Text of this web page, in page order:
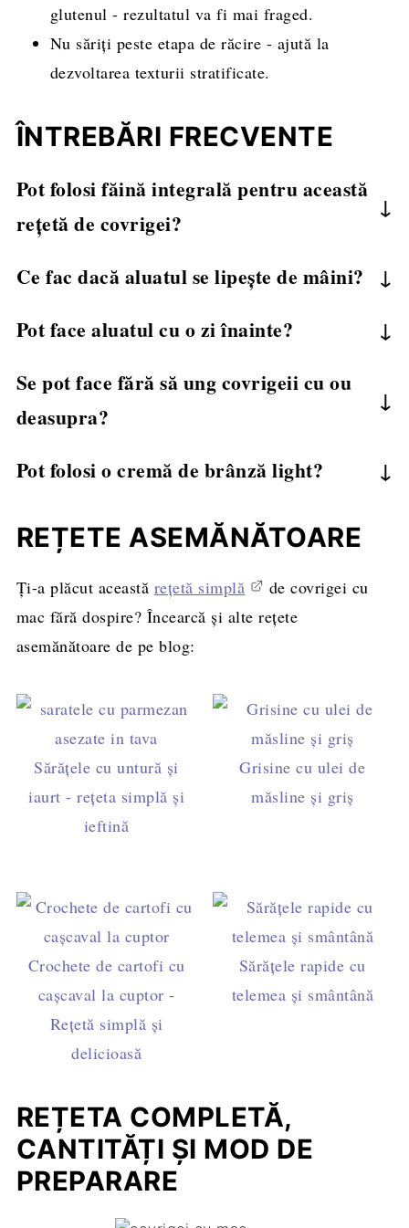
glutenul - rezultatul va fi mai fraged.
Nu săriți peste etapa de răcire - ajută la
dezvoltarea texturii stratificate.
ÎNTREBĂRI FRECVENTE
Pot folosi făină integrală pentru această
rețetă de covrigei?
va schimba textura aluatului.
Ce fac dacă aluatul se lipește de mâini?
exagerați, pentru a păstra frăgezimea.
Pot face aluatul cu o zi înainte?
ore.
Se pot face fără să ung covrigeii cu ou
deasupra?
Pentru a ajuta semințele să se lipească,
Pot folosi o cremă de brânză light?
REȚETE ASEMĂNĂTOARE
Ți-a plăcut această rețetă simplă
de covrigei cu
mac fără dospire? Încearcă și alte rețete
asemănătoare de pe blog:
Sărățele cu untură și
iaurt - rețeta simplă și
ieftină
Grisine cu ulei de
măsline și griș
Crochete de cartofi cu
cașcaval la cuptor -
Rețetă simplă și
delicioasă
Sărățele rapide cu
telemea şi smântână
REȚETA COMPLETĂ,
CANTITĂȚI ȘI MOD DE
PREPARARE